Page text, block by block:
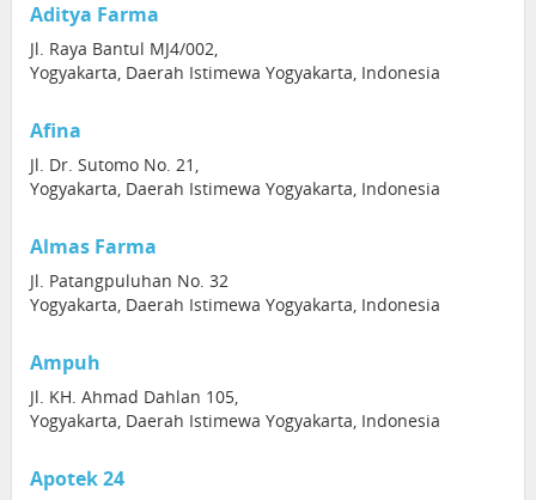
Aditya Farma
Jl. Raya Bantul MJ4/002,
Yogyakarta, Daerah Istimewa Yogyakarta, Indonesia
Afina
Jl. Dr. Sutomo No. 21,
Yogyakarta, Daerah Istimewa Yogyakarta, Indonesia
Almas Farma
Jl. Patangpuluhan No. 32
Yogyakarta, Daerah Istimewa Yogyakarta, Indonesia
Ampuh
Jl. KH. Ahmad Dahlan 105,
Yogyakarta, Daerah Istimewa Yogyakarta, Indonesia
Apotek 24